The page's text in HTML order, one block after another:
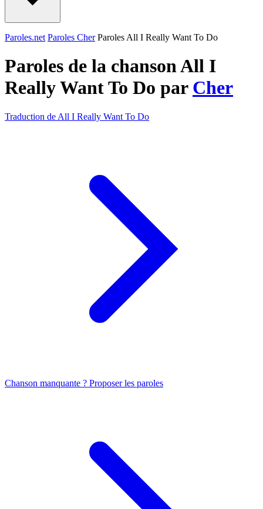
Paroles.net Paroles Cher Paroles All I Really Want To Do
Paroles de la chanson All I
Really Want To Do par Cher
Traduction de All I Really Want To Do
Chanson manquante ? Proposer les paroles